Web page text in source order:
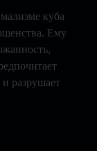
куба
Ему
разрушает